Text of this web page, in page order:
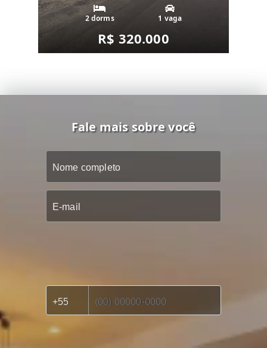
2 dorms 1 vaga
R$ 320.000
Fale mais sobre você